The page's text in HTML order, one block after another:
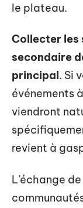
le plateau.
Collecter les
secondaire
principal. Si
événements
viendront
revient à
L’échange